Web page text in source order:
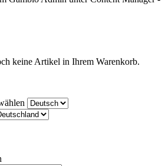
keine Artikel in Ihrem Warenkorb.